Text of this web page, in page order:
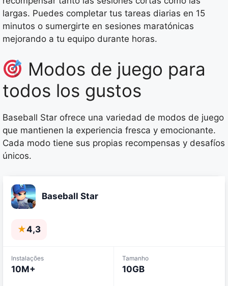
largas. Puedes completar tus tareas diarias en 15
minutos o sumergirte en sesiones maratónicas
mejorando a tu equipo durante horas.
Modos de juego para
todos los gustos
Baseball Star ofrece una variedad de modos de juego
que mantienen la experiencia fresca y emocionante.
Cada modo tiene sus propias recompensas y desafíos
únicos.
Baseball Star
★4,3
Instalações
10M+
Tamanho
10GB